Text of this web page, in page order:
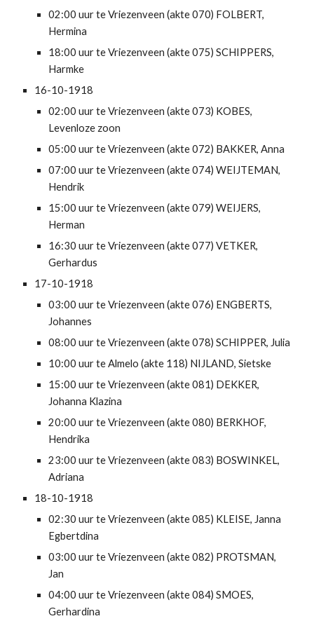
02:00 uur te Vriezenveen (akte 070) FOLBERT,
Hermina
18:00 uur te Vriezenveen (akte 075) SCHIPPERS,
Harmke
16-10-1918
02:00 uur te Vriezenveen (akte 073) KOBES,
Levenloze zoon
05:00 uur te Vriezenveen (akte 072) BAKKER, Anna
07:00 uur te Vriezenveen (akte 074) WEIJTEMAN,
Hendrik
15:00 uur te Vriezenveen (akte 079) WEIJERS,
Herman
16:30 uur te Vriezenveen (akte 077) VETKER,
Gerhardus
17-10-1918
03:00 uur te Vriezenveen (akte 076) ENGBERTS,
Johannes
08:00 uur te Vriezenveen (akte 078) SCHIPPER, Julia
10:00 uur te Almelo (akte 118) NIJLAND, Sietske
15:00 uur te Vriezenveen (akte 081) DEKKER,
Johanna Klazina
20:00 uur te Vriezenveen (akte 080) BERKHOF,
Hendrika
23:00 uur te Vriezenveen (akte 083) BOSWINKEL,
Adriana
18-10-1918
02:30 uur te Vriezenveen (akte 085) KLEISE, Janna
Egbertdina
03:00 uur te Vriezenveen (akte 082) PROTSMAN,
Jan
04:00 uur te Vriezenveen (akte 084) SMOES,
Gerhardina